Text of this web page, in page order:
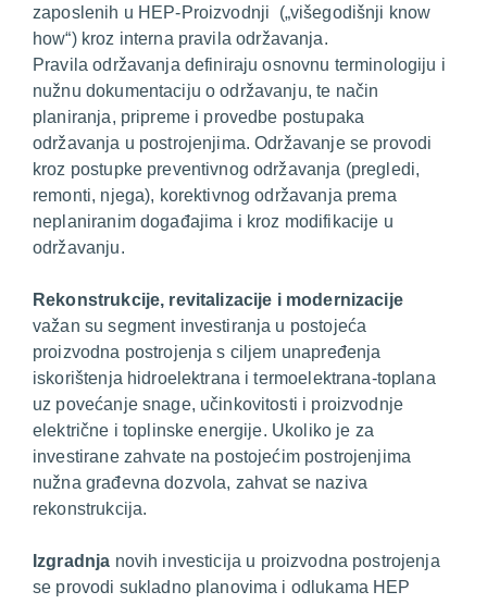
zaposlenih u HEP-Proizvodnji („višegodišnji know
how“) kroz interna pravila održavanja.
Pravila održavanja definiraju osnovnu terminologiju i
nužnu dokumentaciju o održavanju, te način
planiranja, pripreme i provedbe postupaka
održavanja u postrojenjima. Održavanje se provodi
kroz postupke preventivnog održavanja (pregledi,
remonti, njega), korektivnog održavanja prema
neplaniranim događajima i kroz modifikacije u
održavanju.
Rekonstrukcije, revitalizacije i modernizacije
važan su segment investiranja u postojeća
proizvodna postrojenja s ciljem unapređenja
iskorištenja hidroelektrana i termoelektrana-toplana
uz povećanje snage, učinkovitosti i proizvodnje
električne i toplinske energije. Ukoliko je za
investirane zahvate na postojećim postrojenjima
nužna građevna dozvola, zahvat se naziva
rekonstrukcija.
Izgradnja novih investicija u proizvodna postrojenja
se provodi sukladno planovima i odlukama HEP